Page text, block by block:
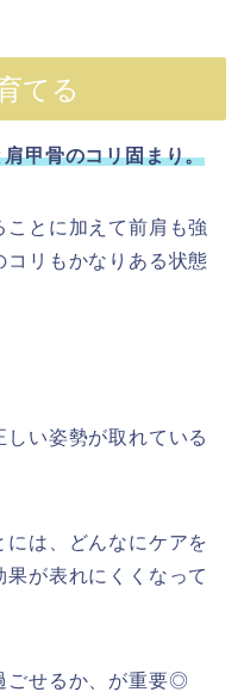
てる
肩甲骨のコリ固まり。
とに加えて前肩も強
コリもかなりある状態
い姿勢が取れている
は、どんなにケアを
果が表れにくくなって
ごせるか、が重要◎